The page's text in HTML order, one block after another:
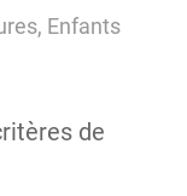
Enfants
de